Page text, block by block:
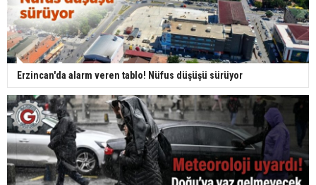
Erzincan'da alarm veren tablo! Nüfus düşüşü sürüyor